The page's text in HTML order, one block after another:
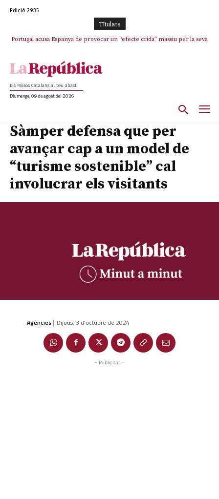
Edició 2935
TItulars
Portugal acusa Espanya de provocar un “efecte crida” massiu per la seva
Els Països Catalans al teu abast
Diumenge, 09 de agost del 2026
Sàmper defensa que per
avançar cap a un model de
“turisme sostenible” cal
involucrar els visitants
Agències | Dijous, 3 d'octubre de 2024
- Publicitat -